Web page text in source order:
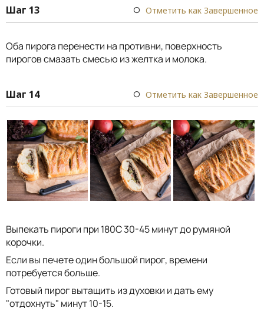
Шаг 13 Отметить как Завершенное
Оба пирога перенести на противни, поверхность
пирогов смазать смесью из желтка и молока.
Шаг 14 Отметить как Завершенное
Выпекать пироги при 180С 30-45 минут до румяной
корочки.
Если вы печете один большой пирог, времени
потребуется больше.
Готовый пирог вытащить из духовки и дать ему
"отдохнуть" минут 10-15.